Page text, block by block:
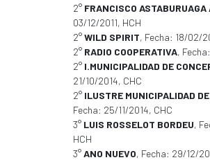
2° FRANCISCO
03/12/2011, HCH
2°WILD SPIRIT, Fecha: 18/02/
2° RADIO COOPERATIVA,
2° I.MUNICIPALIDAD DE
21/10/2014, CHC
2° ILUSTRE MUNICIPALIDAD
Fecha: 25/11/2014, CHC
3° LUIS ROSSELOT BORDEU,
HCH
3°ANO NUEVO, Fecha: 29/12/